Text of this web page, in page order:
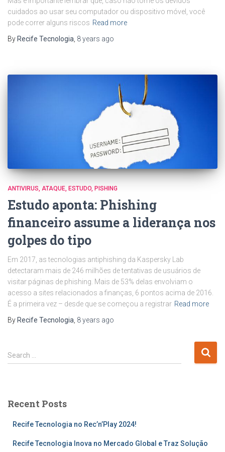
cuidados ao usar seu computador ou dispositivo móvel, você
pode correr alguns riscos Read more
By Recife Tecnologia, 8 years ago
ANTIVIRUS ATAQUE ESTUDO PISHING
Estudo aponta: Phishing
financeiro assume a liderança nos
golpes do tipo
Em 2017, as tecnologias antiphishing da Kaspersky Lab
detectaram mais de 246 milhões de tentativas de usuários de
visitar páginas de phishing. Mais de 53% delas envolviam o
acesso a sites relacionados a finanças, 6 pontos acima de 2016.
É a primeira vez – desde que se começou a registrar Read more
By Recife Tecnologia 8 years ago
Search …
Recent Posts
Recife Tecnologia no Rec’n’Play 2024!
Recife Tecnologia Inova no Mercado Global e Traz Solução